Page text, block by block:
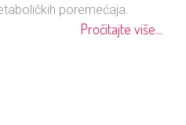
poremećaja.
Pročitajte više...